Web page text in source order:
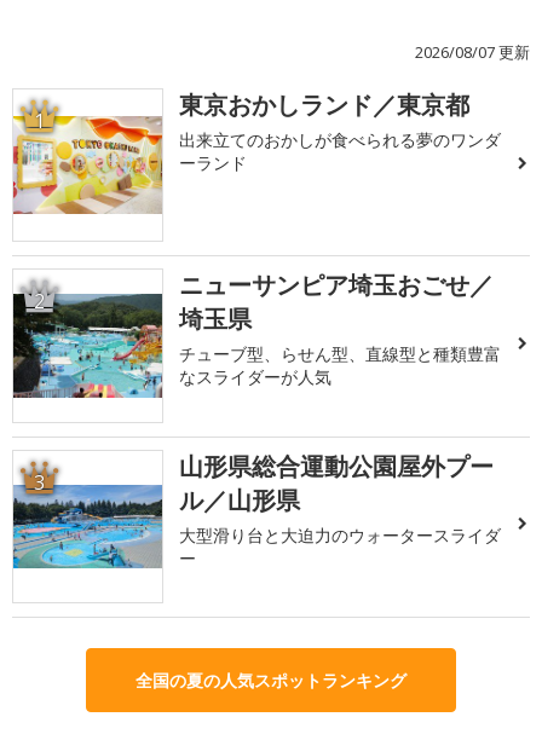
2026/08/07 更新
1 東京おかしランド／東京都
出来立てのおかしが食べられる夢のワンダ
ーランド
2
ニューサンピア埼玉おごせ／
埼玉県
チューブ型、らせん型、直線型と種類豊富
なスライダーが人気
3
山形県総合運動公園屋外プー
ル／山形県
大型滑り台と大迫力のウォータースライダ
ー
全国の夏の人気スポットランキング